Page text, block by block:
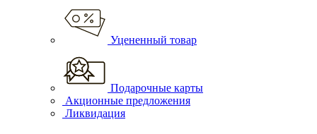
Уцененный товар
Подарочные карты
Акционные предложения
Ликвидация